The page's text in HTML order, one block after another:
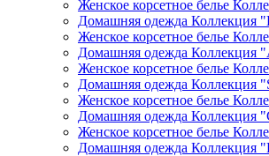
Женское корсетное белье
Домашняя одежда Коллекция
Женское корсетное белье
Домашняя одежда Коллекция
Женское корсетное белье
Домашняя одежда Коллекция
Женское корсетное белье
Домашняя одежда Коллекция
Женское корсетное белье
Домашняя одежда Коллекция